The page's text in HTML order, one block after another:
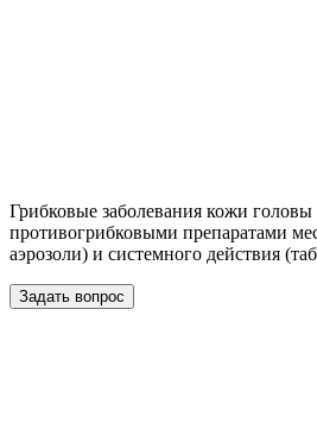
Грибковые заболевания кожи головы
противогрибковыми препаратами
аэрозоли) и системного действия
Задать вопрос